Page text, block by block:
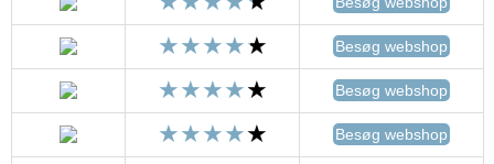
Besøg webshop
Besøg webshop
Besøg webshop